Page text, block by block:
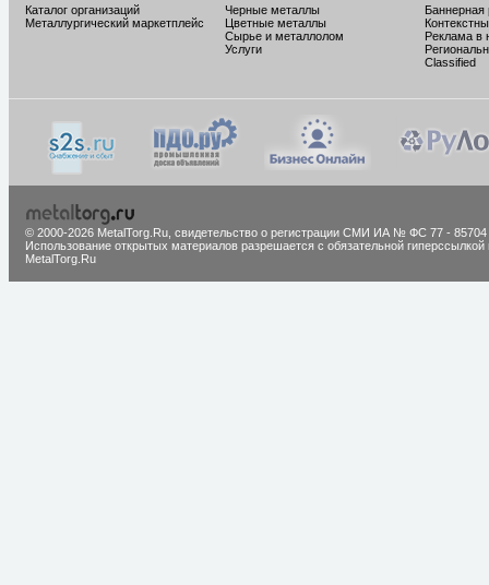
Каталог организаций
Металлургический маркетплейс
Черные металлы
Цветные металлы
Сырье и металлолом
Услуги
Баннерная
Реклама в
Classified
© 2000-2026 MetalTorg.Ru, cвидетельство о регистрации СМИ ИА № ФС 77 - 85704
Использование открытых материалов разрешается с обязательной гиперссылкой
MetalTorg.Ru